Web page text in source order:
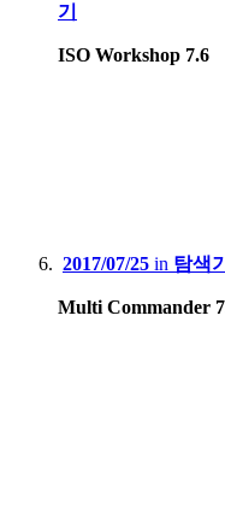
기
ISO Workshop 7.6
2017/07/25 in 탐색기
Multi Commander